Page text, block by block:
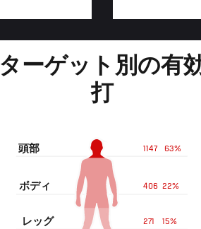
ターゲット別の有
打
63%
1147
頭部
22%
406
ボディ
15%
271
レッグ